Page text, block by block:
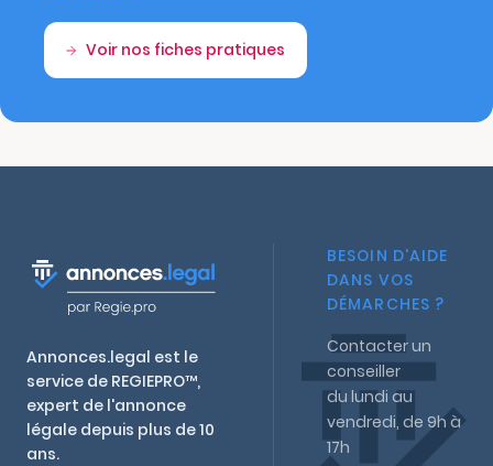
Voir nos fiches pratiques
Annonces.legal est le
service de REGIEPRO™,
expert de l'annonce
légale depuis plus de 10
ans.
BESOIN D'AIDE
DANS VOS
DÉMARCHES ?
Contacter un
conseiller
du lundi au
vendredi, de 9h à
17h